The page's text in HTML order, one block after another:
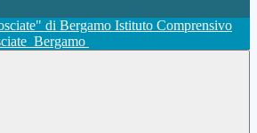
Istituto Comprensivo
Bergamo